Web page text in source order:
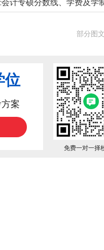
部分图
位
案
免费一对一择